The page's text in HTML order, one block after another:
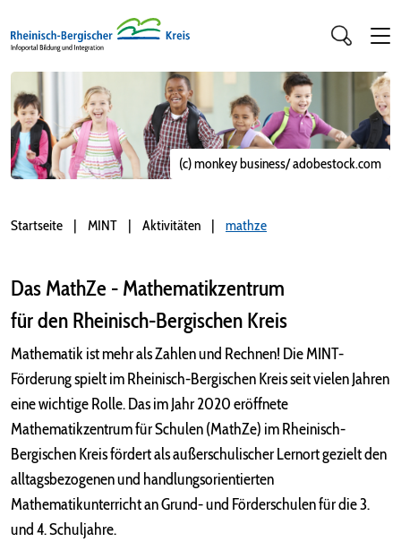
(c) monkey business/ adobestock.com
Startseite MINT Aktivitäten mathze
Das MathZe - Mathematikzentrum
für den Rheinisch-Bergischen Kreis
Mathematik ist mehr als Zahlen und Rechnen! Die MINT-
Förderung spielt im Rheinisch-Bergischen Kreis seit vielen Jahren
eine wichtige Rolle. Das im Jahr 2020 eröffnete
Mathematikzentrum für Schulen (MathZe) im Rheinisch-
Bergischen Kreis fördert als außerschulischer Lernort gezielt den
alltagsbezogenen und handlungsorientierten
Mathematikunterricht an Grund- und Förderschulen für die 3.
und 4. Schuljahre.